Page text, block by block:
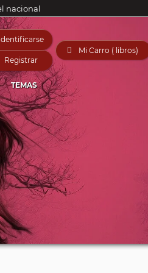
nacional
Registrar
 Mi Carro ( libros)
TEMAS